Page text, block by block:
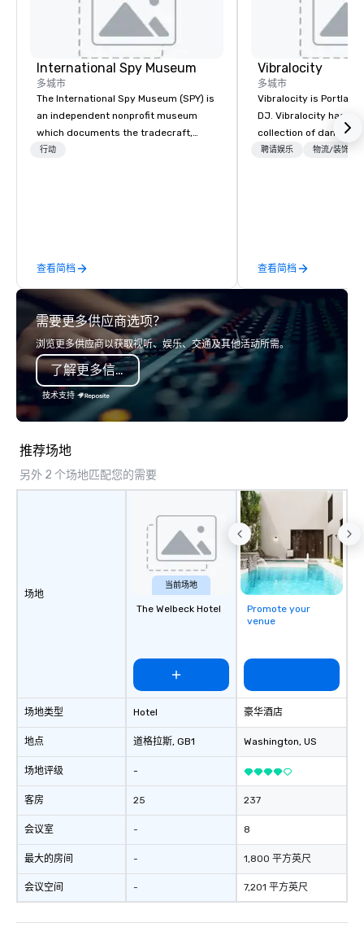
International Spy Museum
多城市
The International Spy Museum (SPY) is
an independent nonprofit museum
which documents the tradecraft,
history, and contemporary role of
building with all-new exhibitions at
L'Enfant Plaza in 2019. Every nation
considers intelligence essential to its
national security. The Museum lifts the
veil of secrecy on the hidden world of
intelligence, exploring its successes
and failures, challenges, and
controversies. The Museum's mission
is to create compelling exhibitions and
other learning experiences that shed
espionage and intelligence, educating
and challenging each of us to engage
critically with the complex world
provide an objective and apolitical
forum for exploring important topics
such as the impact of secrecy on civil
liberties, the changing role of
technology in intelligence work, and
the challenges of disinformation in a
行动
查看简档
Vibralocity
多城市
Vibralocity is
DJ. Vibralocity has an
collection of dance
to fit any
services for the
types: corporate,
community-based,
event, and more! Vibralocity is based
in Portland, but can
your event is being held.
LGBTBE® as part of
Supplier!
聘请娱乐 物流/装饰
查看简档
需要更多供应商选项？
浏览更多供应商以获取视听、娱乐、交通及其他活动所需。
了解更多信息
技术支持
推荐场地
另外 2 个场地匹配您的需要
场地
场地类型
地点
场地评级
客房
会议室
最大的房间
会议空间
当前场地
The Welbeck Hotel
Hotel
道格拉斯, GB1
-
25
-
-
-
Promote your
venue
豪华酒店
Washington, US
237
8
1,800 平方英尺
7,201 平方英尺